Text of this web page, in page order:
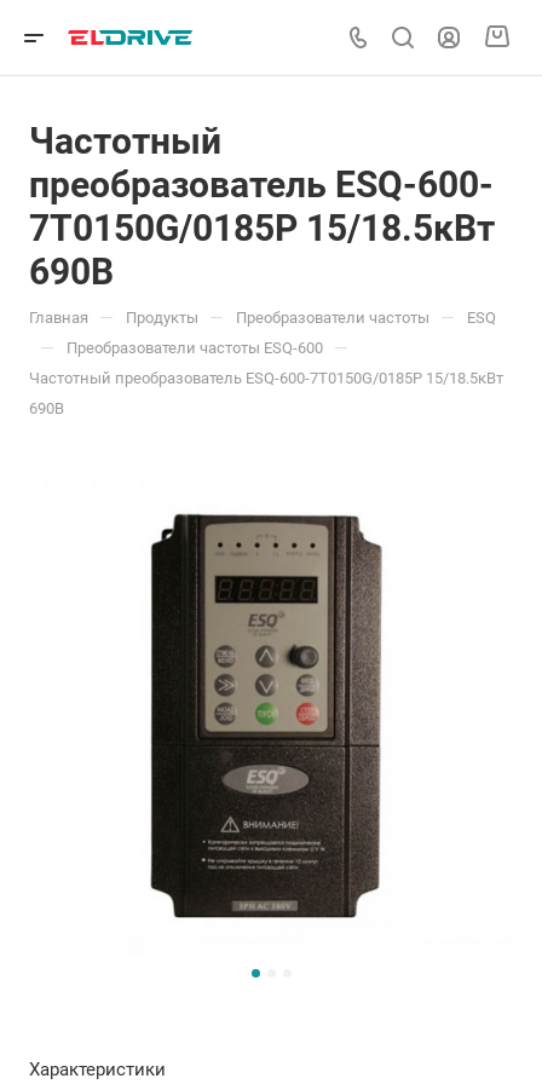
Частотный
преобразователь ESQ-600-
7T0150G/0185P 15/18.5кВт
690В
Главная — Продукты — Преобразователи частоты — ESQ
— Преобразователи частоты ESQ-600 —
Частотный преобразователь ESQ-600-7T0150G/0185P 15/18.5кВт
690В
Характеристики